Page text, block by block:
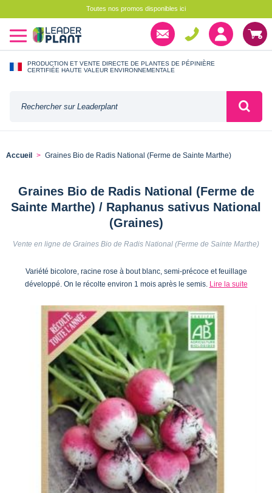
Toutes nos promos disponibles ici
PRODUCTION ET VENTE DIRECTE DE PLANTES DE PÉPINIÈRE
CERTIFIÉE HAUTE VALEUR ENVIRONNEMENTALE
Accueil Graines Bio de Radis National (Ferme de Sainte Marthe)
Graines Bio de Radis National (Ferme de
Sainte Marthe) / Raphanus sativus National
(Graines)
Vente en ligne de Graines Bio de Radis National (Ferme de Sainte Marthe)
Variété bicolore, racine rose à bout blanc, semi-précoce et feuillage
développé. On le récolte environ 1 mois après le semis. Lire la suite